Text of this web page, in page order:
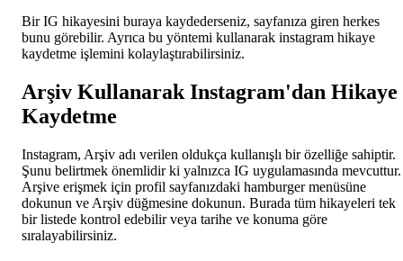
Bir IG hikayesini buraya kaydederseniz, sayfanıza giren herkes
bunu görebilir. Ayrıca bu yöntemi kullanarak instagram hikaye
kaydetme işlemini kolaylaştırabilirsiniz.
Arşiv Kullanarak Instagram'dan Hikaye
Kaydetme
Instagram, Arşiv adı verilen oldukça kullanışlı bir özelliğe sahiptir.
Şunu belirtmek önemlidir ki yalnızca IG uygulamasında mevcuttur.
Arşive erişmek için profil sayfanızdaki hamburger menüsüne
dokunun ve Arşiv düğmesine dokunun. Burada tüm hikayeleri tek
bir listede kontrol edebilir veya tarihe ve konuma göre
sıralayabilirsiniz.